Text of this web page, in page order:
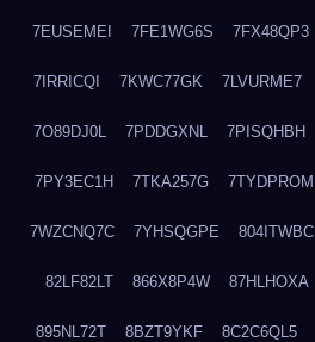
7EUSEMEI 7FE1WG6S 7FX48QP3
7IRRICQI 7KWC77GK 7LVURME7
7O89DJ0L 7PDDGXNL 7PISQHBH
7PY3EC1H 7TKA257G 7TYDPROM
7WZCNQ7C 7YHSQGPE 804ITWBC
82LF82LT 866X8P4W 87HLHOXA
895NL72T 8BZT9YKF 8C2C6QL5